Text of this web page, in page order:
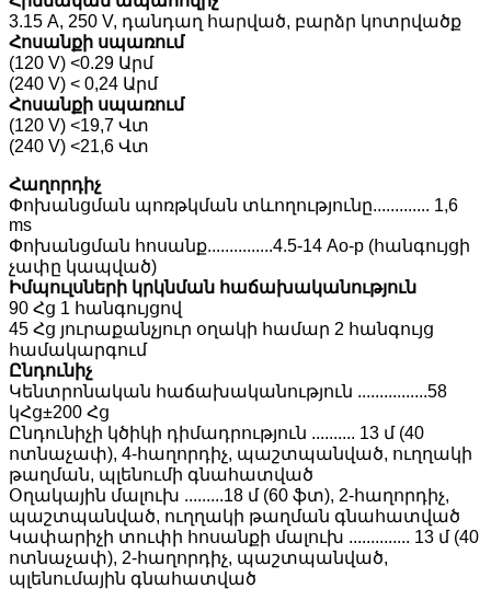
3.15 A, 250 V, դանդաղ հարված, բարձր կոտրվածք
Հոսանքի սպառում
(120 V) <0.29 Արմ
(240 V) < 0,24 Արմ
Հոսանքի սպառում
(120 V) <19,7 Վտ
(240 V) <21,6 Վտ
Հաղորդիչ
Փոխանցման պոռթկման տևողությունը............. 1,6
ms
Փոխանցման հոսանք...............4.5-14 Ao-p (հանգույցի
չափը կապված)
Իմպուլսների կրկնման հաճախականություն
90 Հց 1 հանգույցով
45 Հց յուրաքանչյուր օղակի համար 2 հանգույց
համակարգում
Ընդունիչ
Կենտրոնական հաճախականություն ................58
կՀց±200 Հց
Ընդունիչի կծիկի դիմադրություն .......... 13 մ (40
ոտնաչափ), 4-հաղորդիչ, պաշտպանված, ուղղակի
թաղման, պլենումի գնահատված
Օղակային մալուխ .........18 մ (60 ֆտ), 2-հաղորդիչ,
պաշտպանված, ուղղակի թաղման գնահատված
Կափարիչի տուփի հոսանքի մալուխ .............. 13 մ (40
ոտնաչափ), 2-հաղորդիչ, պաշտպանված,
պլենումային գնահատված